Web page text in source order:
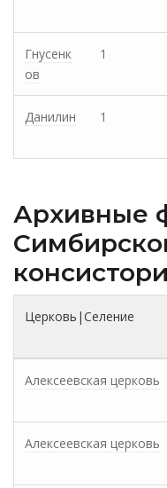
Гнусенк
ов
1
Данилин 1
Архивные
Церковь|Селение
Алексеевская церковь
Алексеевская церковь